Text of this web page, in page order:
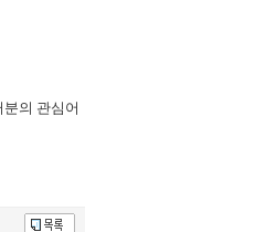
의 관심어